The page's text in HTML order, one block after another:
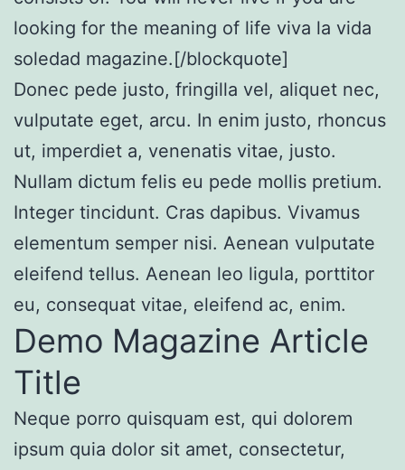
looking for the meaning of life viva la vida
soledad magazine.[/blockquote]
Donec pede justo, fringilla vel, aliquet nec,
vulputate eget, arcu. In enim justo, rhoncus
ut, imperdiet a, venenatis vitae, justo.
Nullam dictum felis eu pede mollis pretium.
Integer tincidunt. Cras dapibus. Vivamus
elementum semper nisi. Aenean vulputate
eleifend tellus. Aenean leo ligula, porttitor
eu, consequat vitae, eleifend ac, enim.
Demo Magazine Article
Title
Neque porro quisquam est, qui dolorem
ipsum quia dolor sit amet, consectetur,